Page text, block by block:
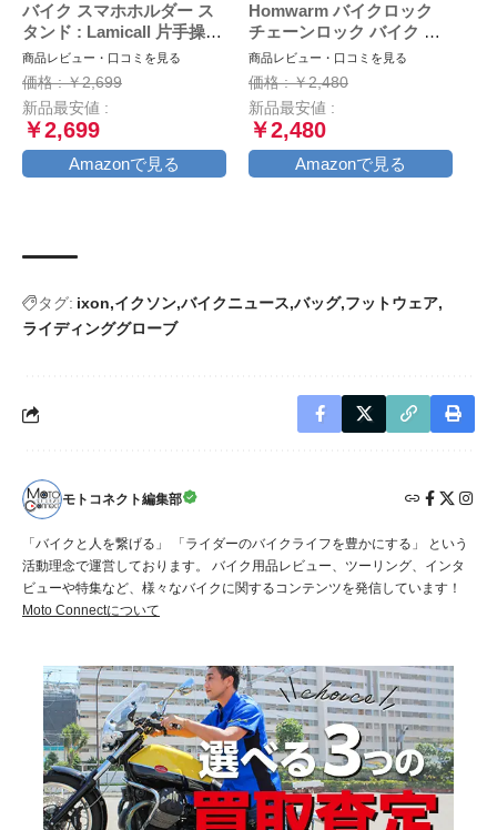
バイク スマホホルダー ス
タンド : Lamicall 片手操作
オートバイ ワンタッチ ス
マートフォンホルダー, ミ
ラーマウント付き,バイク用
携帯ホルダー,原付 スマホ
ホルダー, motorcycle
phone mount, 360度回転,
振動吸収, iPhone15 15Plus
商品レビュー・口コミを見る
価格 : ￥2,699
新品最安値 :
￥2,699
Amazonで見る
Homwarm バイクロック
チェーンロック バイク 自
転車 ワイヤーロック φ(直
径)22mm×1200ｍｍ 頑丈
盗難防止 鍵3本セット (ブ
ラック)
商品レビュー・口コミを見る
価格 : ￥2,480
新品最安値 :
￥2,480
Amazonで見る
タグ: ixon イクソン バイクニュース バッグ フットウェア
ライディンググローブ
モトコネクト編集部
「バイクと人を繋げる」 「ライダーのバイクライフを豊かにする」 という
活動理念で運営しております。 バイク用品レビュー、ツーリング、インタ
ビューや特集など、様々なバイクに関するコンテンツを発信しています！
Moto Connectについて